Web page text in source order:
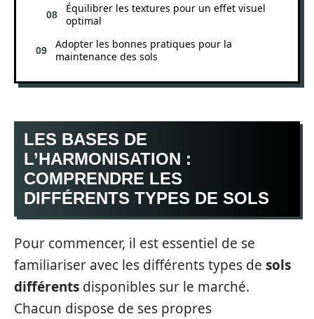
Équilibrer les textures pour un effet visuel
optimal
Adopter les bonnes pratiques pour la
maintenance des sols
LES BASES DE
L’HARMONISATION :
COMPRENDRE LES
DIFFÉRENTS TYPES DE SOLS
Pour commencer, il est essentiel de se
familiariser avec les différents types de sols
différents disponibles sur le marché.
Chacun dispose de ses propres